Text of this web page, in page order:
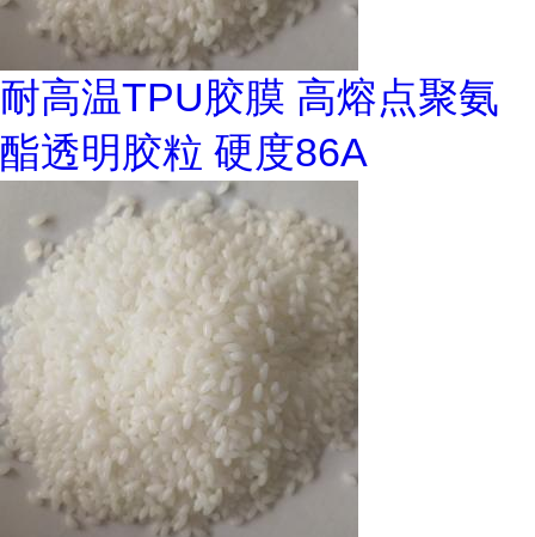
耐高温TPU胶膜 高熔点聚氨
酯透明胶粒 硬度86A